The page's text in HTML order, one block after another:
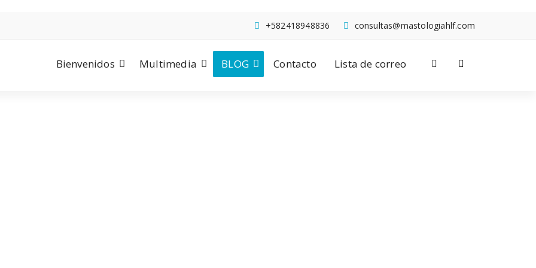
consultas@mastologiahlf.com
+582418948836
Bienvenidos Multimedia BLOG Contacto Lista de correo